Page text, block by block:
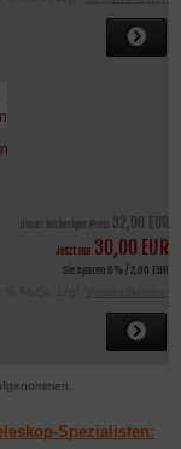
Unser bisheriger Preis 32,00 EUR
Jetzt nur 30,00 EUR
Sie sparen 6% / 2,00 EUR
Spezialisten: